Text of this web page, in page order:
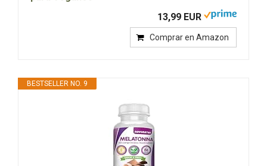
13,99 EUR
Comprar en Amazon
BESTSELLER NO. 9